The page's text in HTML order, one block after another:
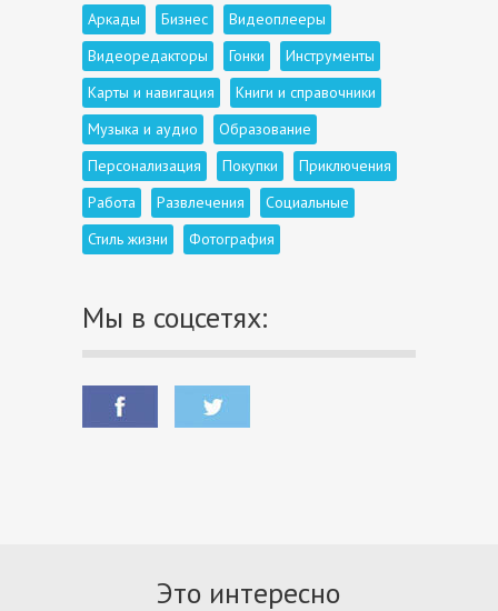
Аркады Бизнес
Видеоплееры
Видеоредакторы
Гонки
Инструменты
Карты и навигация
Книги и справочники
Музыка и аудио
Образование
Персонализация
Покупки
Приключения
Работа
Развлечения
Социальные
Стиль жизни
Фотография
Мы в соцсетях:
Это интересно